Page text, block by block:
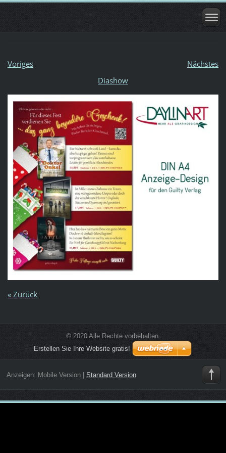
Voriges
Nächstes
Diashow
« Zurück
© 2020 Alle Rechte vorbehalten.
Erstellen Sie Ihre Website gratis!
Anzeigen: Mobile Version| Standard Version